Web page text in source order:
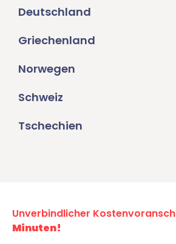
Deutschland
Griechenland
Norwegen
Schweiz
Tschechien
Unverbindlicher
Minuten!